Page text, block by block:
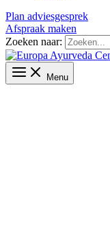
Plan adviesgesprek
Afspraak maken
Zoeken naar:
Menu